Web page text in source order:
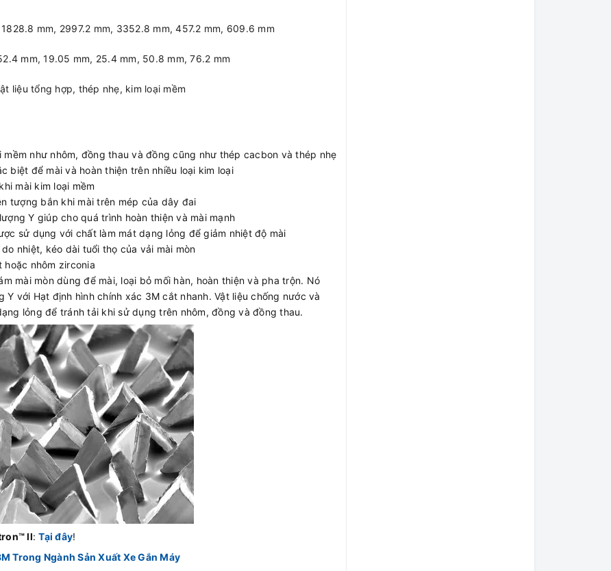
mm, 2997.2 mm, 3352.8 mm, 457.2 mm, 609.6 mm
mm, 19.05 mm, 25.4 mm, 50.8 mm, 76.2 mm
liệu tổng hợp, thép nhẹ, kim loại mềm
như nhôm, đồng thau và đồng cũng như thép cacbon và thép nhẹ
biệt để mài và hoàn thiện trên nhiều loại kim loại
mài kim loại mềm
tượng bắn khi mài trên mép của dây đai
Y giúp cho quá trình hoàn thiện và mài mạnh
sử dụng với chất làm mát dạng lỏng để giảm nhiệt độ mài
nhiệt, kéo dài tuổi thọ của vải mài mòn
nhôm zirconia
mài mòn dùng để mài, loại bỏ mối hàn, hoàn thiện và pha trộn. Nó
với Hạt định hình chính xác 3M cắt nhanh. Vật liệu chống nước và
lỏng để tránh tải khi sử dụng trên nhôm, đồng và đồng thau.
ll:Tại đây!
Trong Ngành Sản Xuất Xe Gắn Máy